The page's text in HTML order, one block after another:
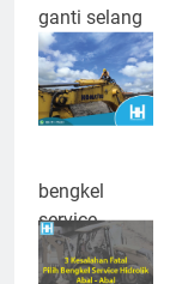
ganti selang
hidrolik
bengkel
service
hidrolik